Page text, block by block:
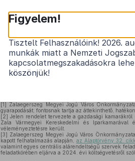
Zalaegerszeg
Közgyűlésének 12/
a
[1] Zalaegerszeg Megyei Jogú Város
gyarapodását; fontosnak tartja az áttekinthető,
[2] Jelen rendelet tervezete a gazdasági
Zala Vármegyei Kereskedelmi és Iparkamarával
véleményeztetésre került.
[3] Zalaegerszeg Megyei Jogú Város
kapott felhatalmazás alapján, az Alaptörvény 32.
valamint egyes centrális alárendeltségű szervek
feladatkörében eljárva a 2024. évi költségvetésről
Figyelem!
Tisztelt Felhasználóink! 2026.
munkák miatt a Nemzeti
kapcsolatmegszakadásokra
köszönjük!